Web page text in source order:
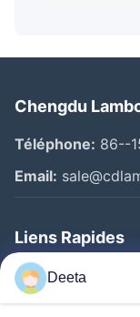
Chengdu
Téléphone: 86--
Email:
Liens Rapides
Aperçu
Produits
Deeta